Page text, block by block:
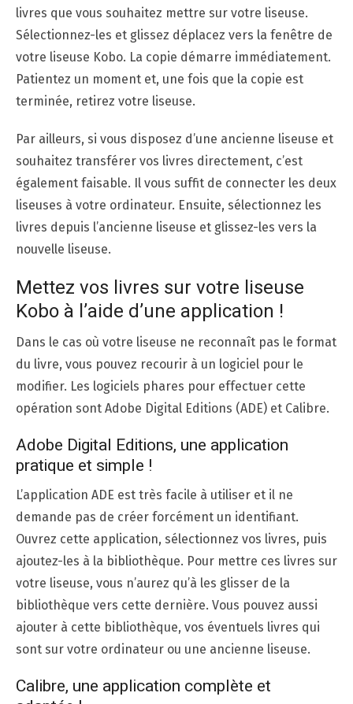
livres que vous souhaitez mettre sur votre liseuse.
Sélectionnez-les et glissez déplacez vers la fenêtre de
votre liseuse Kobo. La copie démarre immédiatement.
Patientez un moment et, une fois que la copie est
terminée, retirez votre liseuse.
Par ailleurs, si vous disposez d’une ancienne liseuse et
souhaitez transférer vos livres directement, c’est
également faisable. Il vous suffit de connecter les deux
liseuses à votre ordinateur. Ensuite, sélectionnez les
livres depuis l’ancienne liseuse et glissez-les vers la
nouvelle liseuse.
Mettez vos livres sur votre liseuse
Kobo à l’aide d’une application !
Dans le cas où votre liseuse ne reconnaît pas le format
du livre, vous pouvez recourir à un logiciel pour le
modifier. Les logiciels phares pour effectuer cette
opération sont Adobe Digital Editions (ADE) et Calibre.
Adobe Digital Editions, une application
pratique et simple !
L’application ADE est très facile à utiliser et il ne
demande pas de créer forcément un identifiant.
Ouvrez cette application, sélectionnez vos livres, puis
ajoutez-les à la bibliothèque. Pour mettre ces livres sur
votre liseuse, vous n’aurez qu’à les glisser de la
bibliothèque vers cette dernière. Vous pouvez aussi
ajouter à cette bibliothèque, vos éventuels livres qui
sont sur votre ordinateur ou une ancienne liseuse.
Calibre, une application complète et